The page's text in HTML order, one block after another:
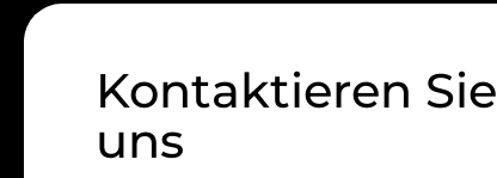
Kontaktieren Sie
uns